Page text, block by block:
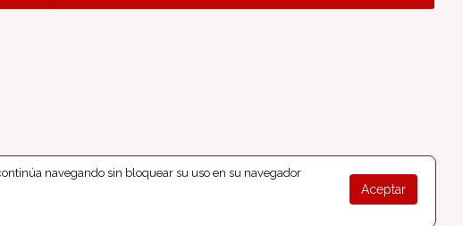
Aceptar
navegando sin bloquear su uso en su navegador